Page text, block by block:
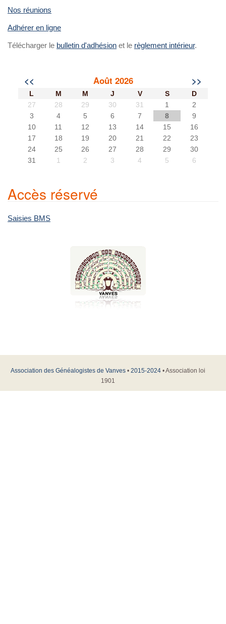
Nos réunions
Adhérer en ligne
Télécharger le bulletin d'adhésion et le règlement intérieur.
<< Août 2026 >>
L M M J V S
D
27
28 29 30 31 1
2
3
4 5 6 7 8
9
10
11 12 13 14 15
16
17
18 19 20 21 22
23
24
25 26 27 28 29
30
31
1 2 3 4 5 6
Accès réservé
Saisies BMS
Association des Généalogistes de Vanves • 2015-2024 • Association loi
1901